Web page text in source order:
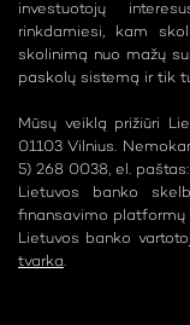
investuotojų
rinkdamiesi, kam
skolinimą nuo mažų
paskolų sistemą ir tik
Mūsų veiklą prižiūri
01103 Vilnius.
5) 268 0038, el. paštas:
Lietuvos banko
finansavimo platformų
Lietuvos banko
tvarka.